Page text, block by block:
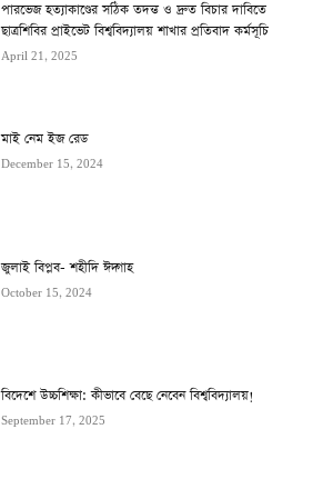
পারভেজ হত্যাকাণ্ডের সঠিক তদন্ত ও দ্রুত বিচার দাবিতে
ছাত্রশিবির প্রাইভেট বিশ্ববিদ্যালয় শাখার প্রতিবাদ কর্মসূচি
April 21, 2025
মাই নেম ইজ রেড
December 15, 2024
জুলাই বিপ্লব- শহীদি ঈদ্গাহ
October 15, 2024
বিদেশে উচ্চশিক্ষা: কীভাবে বেছে নেবেন বিশ্ববিদ্যালয়!
September 17, 2025